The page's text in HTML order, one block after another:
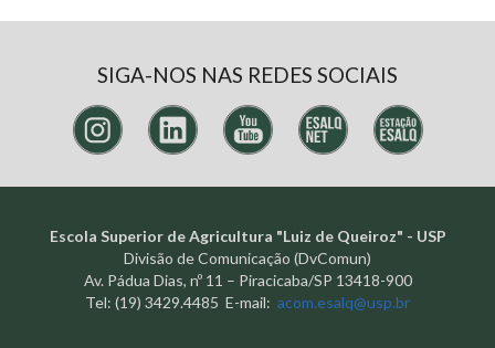
SIGA-NOS NAS REDES SOCIAIS
Escola Superior de Agricultura "Luiz de Queiroz" - USP
Divisão de Comunicação (DvComun)
Av. Pádua Dias, nº 11 – Piracicaba/SP 13418-900
Tel: (19) 3429.4485 E-mail: acom.esalq@usp.br